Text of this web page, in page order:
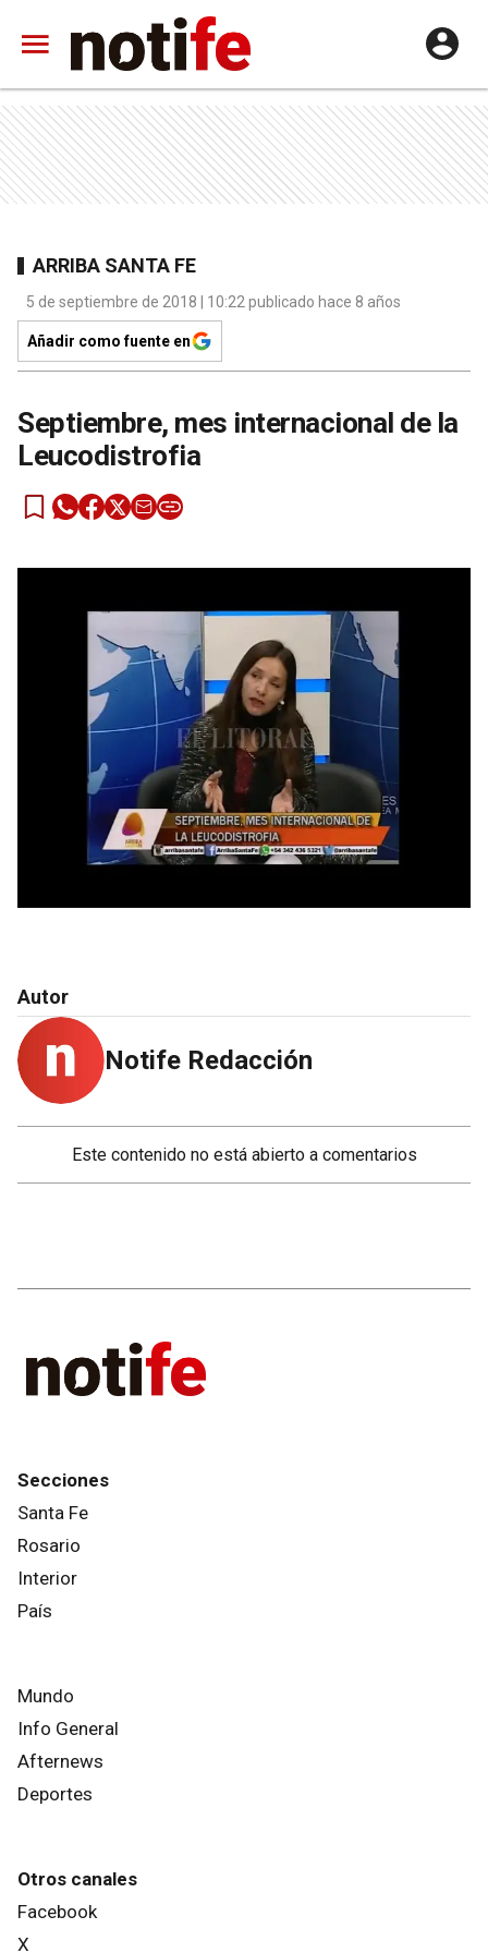
ARRIBA SANTA FE
5 de septiembre de 2018 | 10:22 publicado hace 8 años
Añadir como fuente en
Septiembre, mes internacional de la
Leucodistrofia
Autor
Notife Redacción
Este contenido no está abierto a comentarios
Secciones
Santa Fe
Rosario
Interior
País
Mundo
Info General
Afternews
Deportes
Otros canales
Facebook
X